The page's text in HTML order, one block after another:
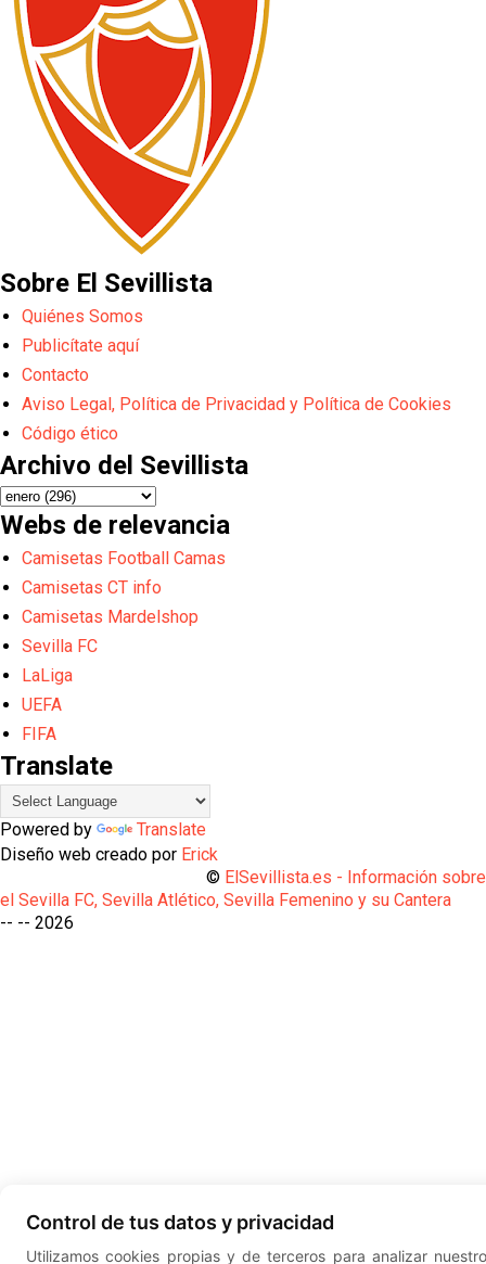
Sobre El Sevillista
Quiénes Somos
Publicítate aquí
Contacto
Aviso Legal, Política de Privacidad y Política de Cookies
Código ético
Archivo del Sevillista
Webs de relevancia
Camisetas Football Camas
Camisetas CT info
Camisetas Mardelshop
Sevilla FC
LaLiga
UEFA
FIFA
Translate
Powered by
Translate
Diseño web creado por Erick
© ElSevillista.es - Información sobre
el Sevilla FC, Sevilla Atlético, Sevilla Femenino y su Cantera
-- --
Control de tus datos y privacidad
Utilizamos cookies propias y de terceros para analizar
2026